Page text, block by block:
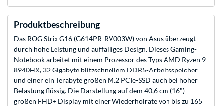
Produktbeschreibung
Das ROG Strix G16 (G614PR-RV003W) von Asus überzeugt
durch hohe Leistung und auffälliges Design. Dieses Gaming-
Notebook arbeitet mit einem Prozessor des Typs AMD Ryzen 9
8940HX, 32 Gigabyte blitzschnellem DDR5-Arbeitsspeicher
und einer ein Terabyte großen M.2 PCIe-SSD auch bei hoher
Belastung flüssig. Die Darstellung auf dem 40,6 cm (16")
großen FHD+ Display mit einer Wiederholrate von bis zu 165